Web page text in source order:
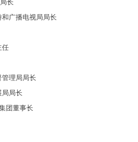
长
广播电视局局长
任
理局局长
局局长
团董事长